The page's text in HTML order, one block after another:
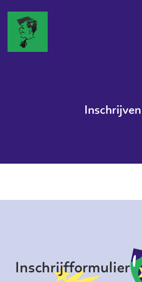
Inschrijven
INSCHRIJVEN
Inschrijfformulier